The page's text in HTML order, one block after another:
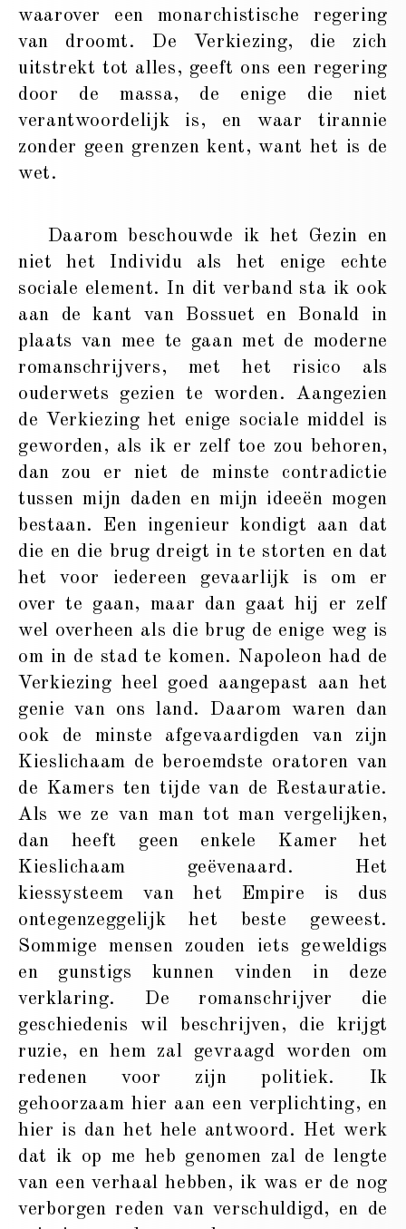
waarover een monarchistische regering
van droomt. De Verkiezing, die zich
uitstrekt tot alles, geeft ons een regering
door de massa, de enige die niet
verantwoordelijk is, en waar tirannie
zonder geen grenzen kent, want het is de
wet.
Daarom beschouwde ik het Gezin en
niet het Individu als het enige echte
sociale element. In dit verband sta ik ook
aan de kant van Bossuet en Bonald in
plaats van mee te gaan met de moderne
romanschrijvers, met het risico als
ouderwets gezien te worden. Aangezien
de Verkiezing het enige sociale middel is
geworden, als ik er zelf toe zou behoren,
dan zou er niet de minste contradictie
tussen mijn daden en mijn ideeën mogen
bestaan. Een ingenieur kondigt aan dat
die en die brug dreigt in te storten en dat
het voor iedereen gevaarlijk is om er
over te gaan, maar dan gaat hij er zelf
wel overheen als die brug de enige weg is
om in de stad te komen. Napoleon had de
Verkiezing heel goed aangepast aan het
genie van ons land. Daarom waren dan
ook de minste afgevaardigden van zijn
Kieslichaam de beroemdste oratoren van
de Kamers ten tijde van de Restauratie.
Als we ze van man tot man vergelijken,
dan heeft geen enkele Kamer het
Kieslichaam geëvenaard. Het
kiessysteem van het Empire is dus
ontegenzeggelijk het beste geweest.
Sommige mensen zouden iets geweldigs
en gunstigs kunnen vinden in deze
verklaring. De romanschrijver die
geschiedenis wil beschrijven, die krijgt
ruzie, en hem zal gevraagd worden om
redenen voor zijn politiek. Ik
gehoorzaam hier aan een verplichting, en
hier is dan het hele antwoord. Het werk
dat ik op me heb genomen zal de lengte
van een verhaal hebben, ik was er de nog
verborgen reden van verschuldigd, en de